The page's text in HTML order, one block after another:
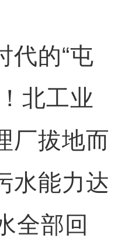
的“屯
北工业
厂拔地而
水能力达
全部回